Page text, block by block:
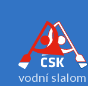
vodní slalom